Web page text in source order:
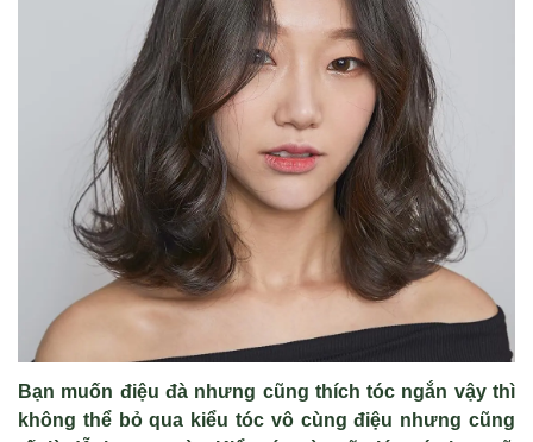
Bạn muốn điệu đà nhưng cũng thích tóc ngắn vậy thì
không thể bỏ qua kiểu tóc vô cùng điệu nhưng cũng